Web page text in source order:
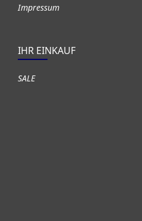
Impressum
IHR EINKAUF
SALE